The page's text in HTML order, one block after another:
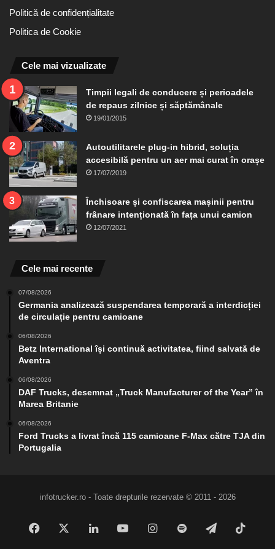
Politică de confidențialitate
Politica de Cookie
Cele mai vizualizate
Timpii legali de conducere și perioadele
de repaus zilnice și săptămânale
19/01/2015
Autoutilitarele plug-in hibrid, soluția
accesibilă pentru un aer mai curat în orașe
17/07/2019
Închisoare și confiscarea mașinii pentru
frânare intenționată în fața unui camion
12/07/2021
Cele mai recente
07/08/2026
Germania analizează suspendarea temporară a interdicției
de circulație pentru camioane
06/08/2026
Betz International își continuă activitatea, fiind salvată de
Aventra
06/08/2026
DAF Trucks, desemnat „Truck Manufacturer of the Year” în
Marea Britanie
06/08/2026
Ford Trucks a livrat încă 115 camioane F-Max către TJA din
Portugalia
infotrucker.ro - Toate drepturile rezervate © 2011 - 2026
Facebook LinkedInYouTubeInstagram
Spotify Telegram